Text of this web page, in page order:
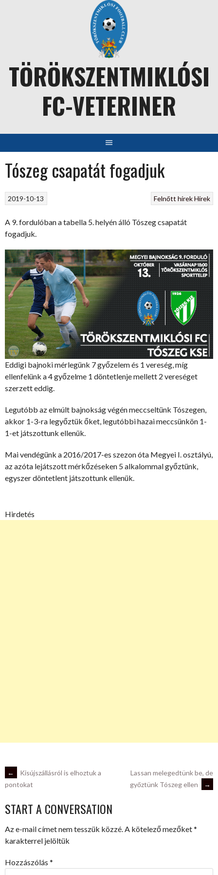
TÖRÖKSZENTMIKLÓSI
FC-VETERINER
Tószeg csapatát fogadjuk
Felnőtt hírekHírek
2019-10-13
A 9. fordulóban a tabella 5. helyén álló Tószeg csapatát
fogadjuk.
Eddigi bajnoki mérlegünk 7 győzelem és 1 vereség, míg
ellenfelünk a 4 győzelme 1 döntetlenje mellett 2 vereséget
szerzett eddig.
Legutóbb az elmúlt bajnokság végén meccseltünk Tószegen,
akkor 1-3-ra legyőztük őket, legutóbbi hazai meccsünkön 1-
1-et játszottunk ellenük.
Mai vendégünk a 2016/2017-es szezon óta Megyei I. osztályú,
az azóta lejátszott mérkőzéseken 5 alkalommal győztünk,
egyszer döntetlent játszottunk ellenük.
Hirdetés
POST
NAVIGATION
←
Kisújszállásról is elhoztuk a
pontokat
Lassan melegedtünk be, de
győztünk Tószeg ellen
→
START A CONVERSATION
Az e-mail címet nem tesszük közzé.A kötelező mezőket*
karakterrel jelöltük
Hozzászólás *